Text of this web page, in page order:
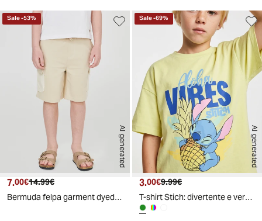
AI generated
Sale-53%
Prezzo attuale
7.00€ Prezzo originale
14.99€
Bermuda felpa garment dyed con tasconi - Beige
AI generated
Sale-69%
Prezzo attuale
3.00€ Prezzo originale
9.99€
T-shirt Stich: divertente e versatile - Verde